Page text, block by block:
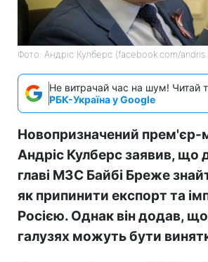
Фото: Андріс Кулберс (facebook.com/
Не витрачай час на шум! Читай
РБК-Україна у Google
Новопризначений прем'єр-
Андріс Кулберс заявив, що
главі МЗС Байбі Бреже
як припинити експорт та
Росією. Однак він додав,
галузях можуть бути